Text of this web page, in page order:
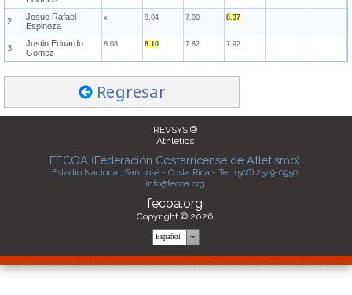
2
Josue Rafael
Espinoza
x 8.04 7.00 8.37
3
Justin Eduardo
Gomez
8.08 8.10 7.82 7.92
Regresar
REVSYS ®
Athletics
FECOA (Federación Costarricense de Atletismo)
Estadio Nacional, San José - Costa Rica - Tel. (506) 2549-0950
info@fecoa.org
fecoa.org
Copyright © 2026